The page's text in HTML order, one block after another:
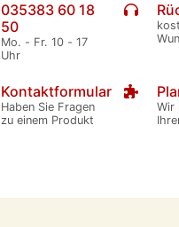
035383 60 18
50
Mo. - Fr. 10 - 17
Uhr
Kontaktformular
Haben Sie Fragen
zu einem Produkt
Wir